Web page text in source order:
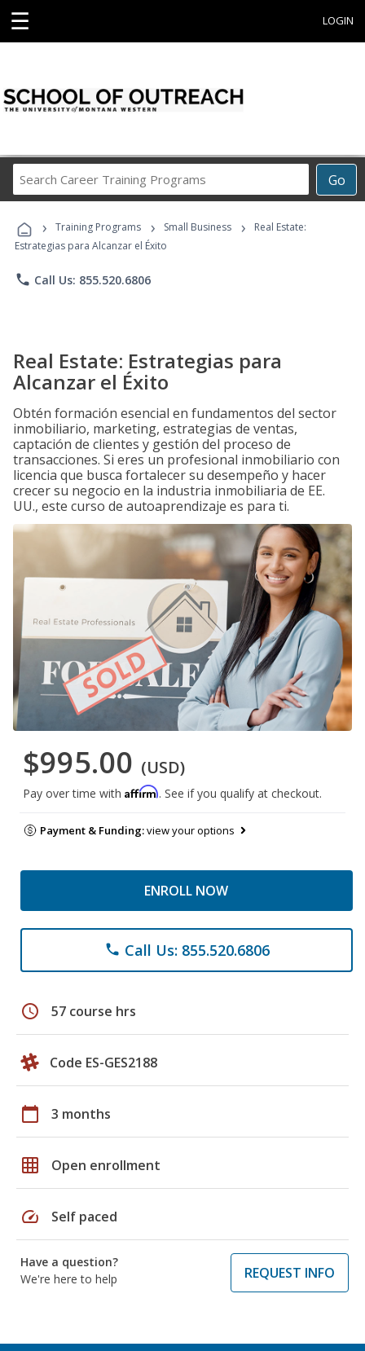
☰ LOGIN
Go
Career
Programs
› Training Programs › Small Business ›
Real Estate:
Estrategias para Alcanzar el Éxito
phone Call Us: 855.520.6806
Real Estate: Estrategias para
Alcanzar el Éxito
Obtén formación esencial en fundamentos del sector
inmobiliario, marketing, estrategias de ventas,
captación de clientes y gestión del proceso de
transacciones. Si eres un profesional inmobiliario con
licencia que busca fortalecer su desempeño y hacer
crecer su negocio en la industria inmobiliaria de EE.
UU., este curso de autoaprendizaje es para ti.
$995.00 (USD)
Pay over time with Affirm. See if you qualify at checkout.
Payment & Funding:view your options
ENROLL NOW
phone Call Us: 855.520.6806
schedule 57 course hrs
Code ES-GES2188
calendar_today 3 months
grid_on Open enrollment
speed Self paced
Have a question?
We're here to help
REQUEST INFO